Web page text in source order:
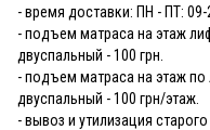
- время доставки: ПН - ПТ:
- подъем матраса на этаж
двуспальный - 100 грн.
- подъем матраса на этаж по
двуспальный - 100 грн/этаж.
- вывоз и утилизация старого